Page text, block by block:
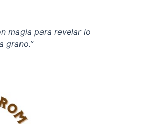
magia para revelar lo
grano.”